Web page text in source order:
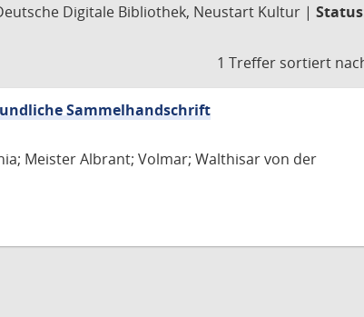
Digitale Bibliothek, Neustart Kultur |
1 Treffer sortiert
Sammelhandschrift
Meister Albrant; Volmar; Walthisar von der